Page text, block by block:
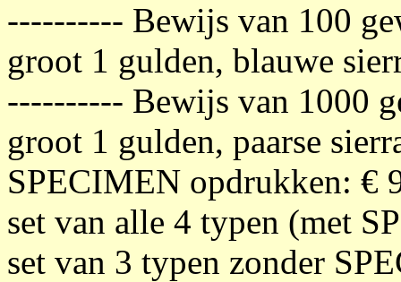
---------- Bewijs van 100
groot 1 gulden, blauwe
---------- Bewijs van 1000
groot 1 gulden, paarse
SPECIMEN opdrukken: €
set van alle 4 typen (met
set van 3 typen zonder